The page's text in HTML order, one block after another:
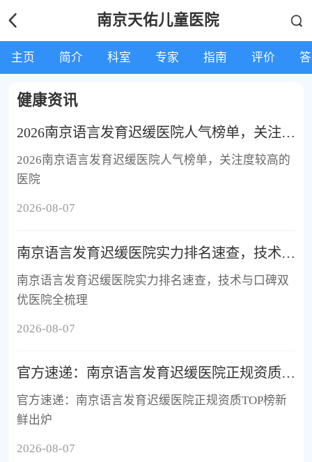
南京天佑儿童医院
主页 简介 科室 专家 指南 评价
健康资讯
2026南京语言发育迟缓医院人气榜单，关注度较高的医院
2026南京语言发育迟缓医院人气榜单，关注度较高的
医院
2026-08-07
南京语言发育迟缓医院实力排名速查，技术与口碑双优医院全梳理
南京语言发育迟缓医院实力排名速查，技术与口碑双
优医院全梳理
2026-08-07
官方速递：南京语言发育迟缓医院正规资质TOP榜新鲜出炉
官方速递：南京语言发育迟缓医院正规资质TOP榜新
鲜出炉
2026-08-07